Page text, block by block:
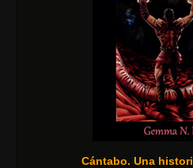
Cántabo. Una